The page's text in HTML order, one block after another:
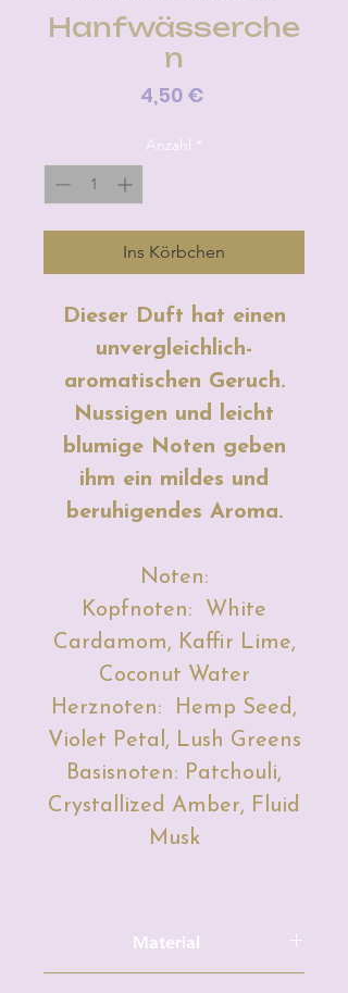
Hanfwässerche
n
4,50 €Preis
Anzahl *
Ins Körbchen
Dieser Duft hat einen
unvergleichlich-
aromatischen Geruch.
Nussigen und leicht
blumige Noten geben
ihm ein mildes und
beruhigendes Aroma.
Noten:
Kopfnoten: White
Cardamom, Kaffir Lime,
Coconut Water
Herznoten: Hemp Seed,
Violet Petal, Lush Greens
Basisnoten: Patchouli,
Crystallized Amber, Fluid
Musk
Material